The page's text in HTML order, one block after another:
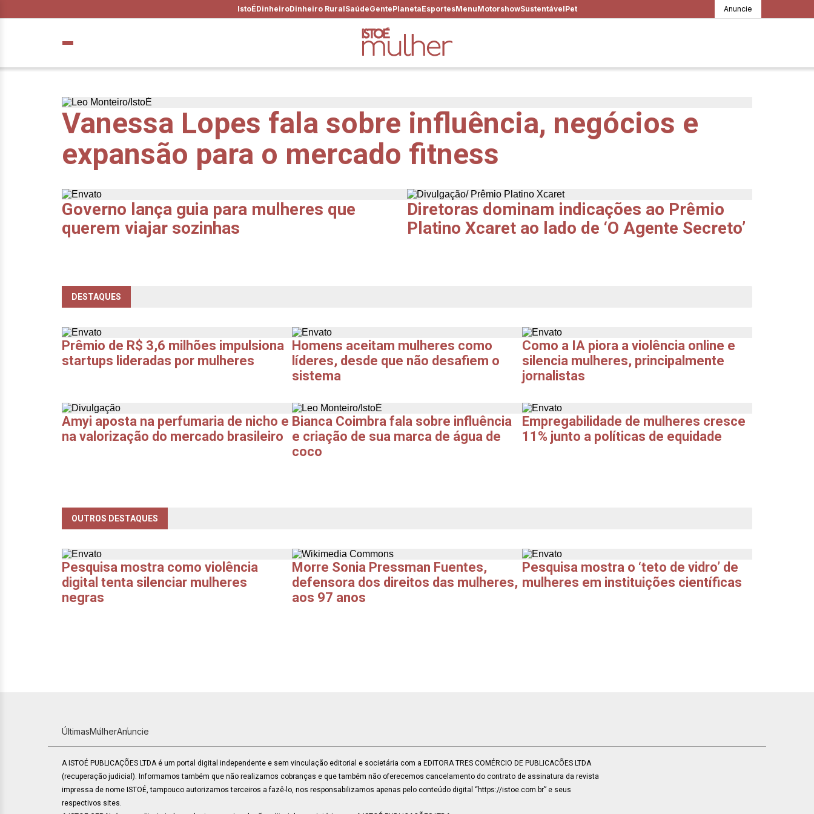
IstoÉDinheiroDinheiro RuralSaúdeGentePlanetaEsportesMenuMotorshowSustentávelPet Anuncie
Vanessa Lopes fala sobre influência, negócios e
expansão para o mercado fitness
Governo lança guia para mulheres que
querem viajar sozinhas
Diretoras dominam indicações ao Prêmio
Platino Xcaret ao lado de ‘O Agente Secreto’
DESTAQUES
Prêmio de R$ 3,6 milhões impulsiona
startups lideradas por mulheres
Homens aceitam mulheres como
líderes, desde que não desafiem o
sistema
Como a IA piora a violência online e
silencia mulheres, principalmente
jornalistas
Amyi aposta na perfumaria de nicho e
na valorização do mercado brasileiro
Bianca Coimbra fala sobre influência
e criação de sua marca de água de
coco
Empregabilidade de mulheres cresce
11% junto a políticas de equidade
OUTROS DESTAQUES
Pesquisa mostra como violência
digital tenta silenciar mulheres
negras
Morre Sonia Pressman Fuentes,
defensora dos direitos das mulheres,
aos 97 anos
Pesquisa mostra o ‘teto de vidro’ de
mulheres em instituições científicas
ÚltimasMulherAnuncie
A ISTOÉ PUBLICAÇÕES LTDA é um portal digital independente e sem vinculação editorial e societária com a EDITORA TRES COMÉRCIO DE PUBLICACÕES LTDA
(recuperação judicial). Informamos também que não realizamos cobranças e que também não oferecemos cancelamento do contrato de assinatura da revista
impressa de nome ISTOÉ, tampouco autorizamos terceiros a fazê-lo, nos responsabilizamos apenas pelo conteúdo digital “https://istoe.com.br” e seus
respectivos sites.